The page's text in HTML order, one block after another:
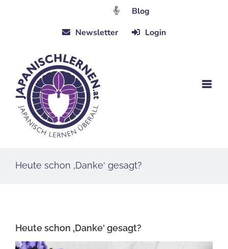
Blog
Newsletter
Login
Heute schon ‚Danke‘ gesagt?
Heute schon ‚Danke‘ gesagt?